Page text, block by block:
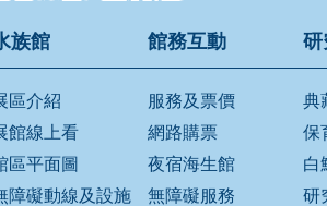
族館
區介紹
館線上看
區平面圖
障礙動線及設施
館務互動
服務及票價
網路購票
夜宿海生館
無障礙服務
研
典
保
白
研